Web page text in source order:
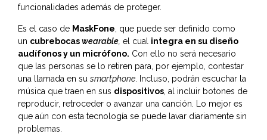
funcionalidades además de proteger.
Es el caso de MaskFone , que puede ser definido como
un cubrebocaswearable el cual integra en su diseño
audífonos y un micrófono. Con ello no será necesario
que las personas se lo retiren para, por ejemplo, contestar
una llamada en su smartphone . Incluso, podrán escuchar la
música que traen en sus dispositivos , al incluir botones de
reproducir, retroceder o avanzar una canción. Lo mejor es
que aún con esta tecnología se puede lavar diariamente sin
problemas.